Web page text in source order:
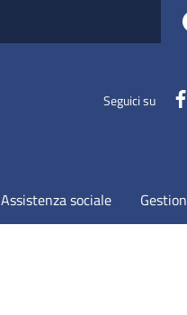
Seguici su
Assistenza sociale